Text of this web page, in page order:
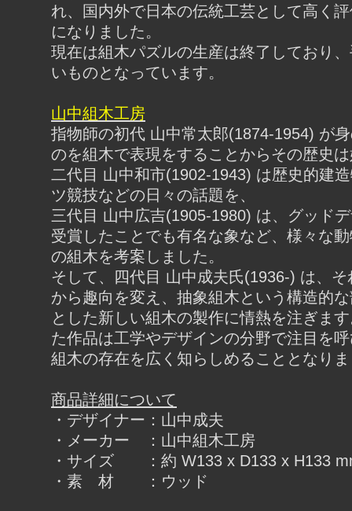
れ、国内外で日本の伝統工芸として高く
になりました。
現在は組木パズルの生産は終了しており
いものとなっています。
山中組木工房
指物師の初代 山中常太郎(1874-1954) が
のを組木で表現をすることからその歴史
二代目 山中和市(1902-1943) は歴史的建
ツ競技などの日々の話題を、
三代目 山中広吉(1905-1980) は、グッド
受賞したことでも有名な象など、様々な
の組木を考案しました。
そして、四代目 山中成夫氏(1936-) は、
から趣向を変え、抽象組木という構造的
とした新しい組木の製作に情熱を注ぎま
た作品は工学やデザインの分野で注目を
組木の存在を広く知らしめることとなり
商品詳細について
・デザイナー：山中成夫
・メーカー ：山中組木工房
・サイズ ：約 W133 x D133 x H133
・素 材 ：ウッド